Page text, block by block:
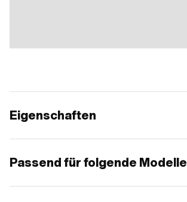
Eigenschaften
Passend für folgende Modelle